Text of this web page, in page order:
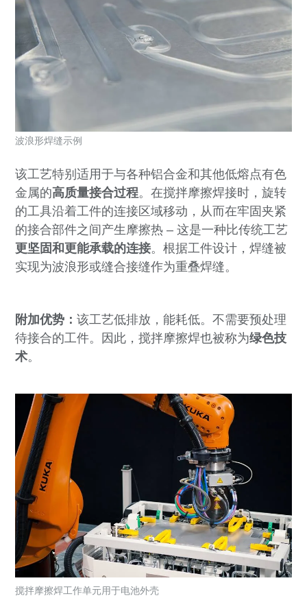
该工艺特别适用于与各种铝合金和其他低熔点有色
金属的高质量接合过程。在搅拌摩擦焊接时，旋转
的工具沿着工件的连接区域移动，从而在牢固夹紧
的接合部件之间产生摩擦热 – 这是一种比传统工艺
更坚固和更能承载的连接。根据工件设计，焊缝被
实现为波浪形或缝合接缝作为重叠焊缝。
波浪形焊缝示例
附加优势：该工艺低排放，能耗低。不需要预处理
待接合的工件。因此，搅拌摩擦焊也被称为绿色技
术。
搅拌摩擦焊工作单元用于电池外壳